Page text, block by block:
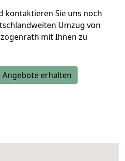
kontaktieren Sie uns noch
Umzug von
mit Ihnen zu
Angebote erhalten